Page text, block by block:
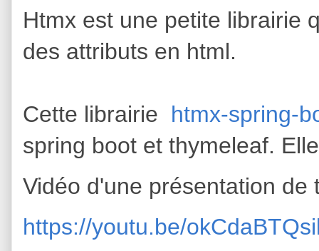
Htmx est une petite librairie
des attributs en html.
Cette librairie htmx-spring-
spring boot et thymeleaf.
Vidéo d'une présentation de
https://youtu.be/